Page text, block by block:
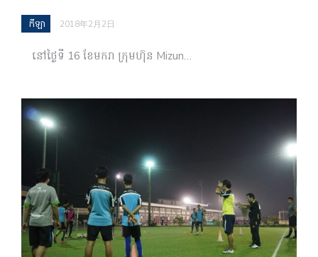
កីឡា 2018年2月2日
នៅថ្ងៃទី 16 ខែមករា ក្រុមហ៊ុន Mizun…